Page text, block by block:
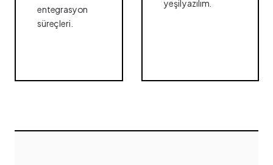
entegrasyon
süreçleri.
yeşil yazılım.